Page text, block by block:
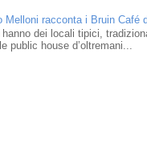
Melloni racconta i Bruin Café
dei locali tipici,
public house d’oltremani...